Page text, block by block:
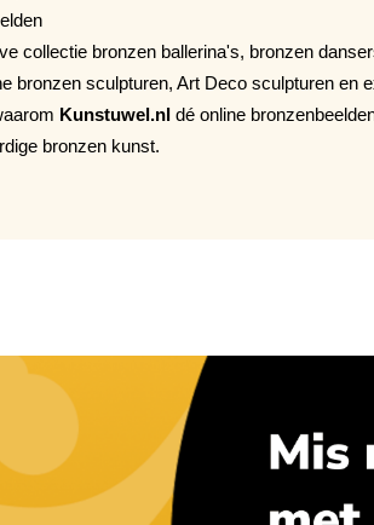
collectie bronzen ballerina's, bronzen
bronzen sculpturen, Art Deco sculpturen en
Kunstuwel.nl dé online
bronzen kunst.